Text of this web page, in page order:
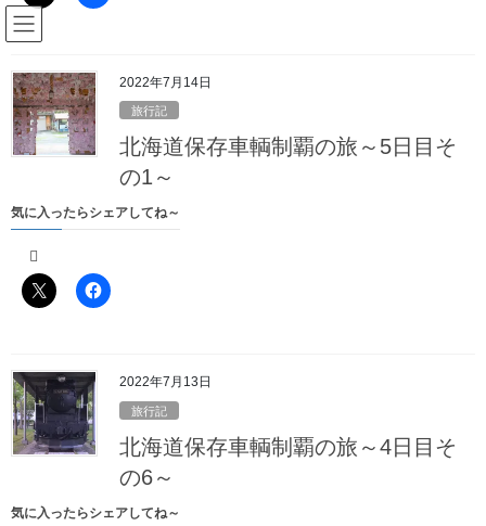
コ
ン
ン
ツ
へ
ス
プ
ナ
ビ
ー
シ
ョ
ン
動
HOME Blog 旅行記 年度末・年度始めの取材旅行～第2弾その2
2021年5月29日 / 最終更新日時 :
年度末・年度始めの取材旅行～第2
ちょっと用事を済ませるのに時間はかかりましたが、無事予定通
りの電車に乗車できました
池袋駅10:42発の各駅停車で二駅隣の東長崎駅に向かいます
東長崎駅からちょっと歩いた先にある「東長崎3号踏切」という踏
切から撮った作例がネット上にあったので、そこならばいい写真
2022年7月14日
旅行記
北海道保存車輌制覇の旅～5日目そ
の1～
気に入ったらシェアしてね～
2022年7月13日
旅行記
北海道保存車輌制覇の旅～4日目そ
の6～
気に入ったらシェアしてね～